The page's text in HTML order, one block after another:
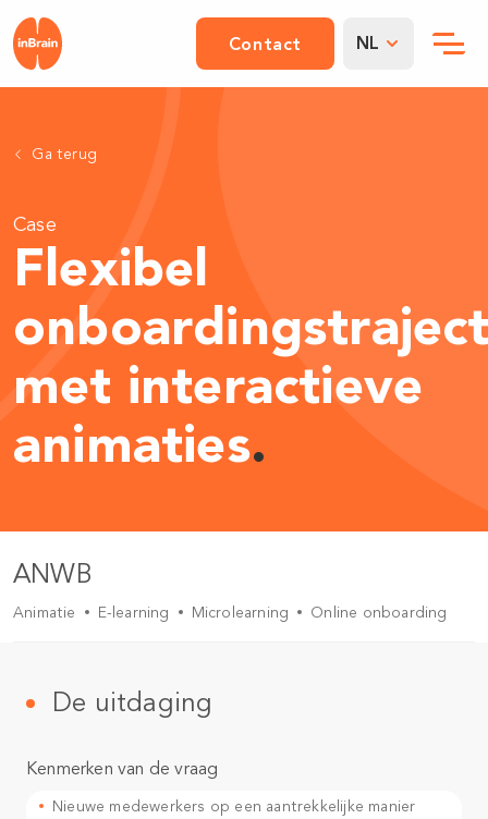
Contact NL
Ga terug
Case
Flexibel
met interactieve
animaties.
ANWB
Animatie E-learning Microlearning Online onboarding
De uitdaging
Kenmerken van de vraag
Nieuwe medewerkers op een aantrekkelijke manier